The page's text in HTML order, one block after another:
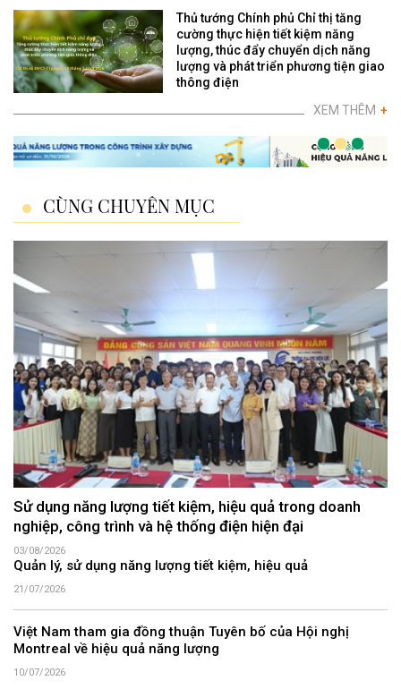
Thủ tướng Chính phủ Chỉ thị tăng
cường thực hiện tiết kiệm năng
lượng, thúc đẩy chuyển dịch năng
lượng và phát triển phương tiện giao
thông điện
XEM THÊM +
CÙNG CHUYÊN MỤC
Sử dụng năng lượng tiết kiệm, hiệu quả trong doanh
nghiệp, công trình và hệ thống điện hiện đại
03/08/2026
Quản lý, sử dụng năng lượng tiết kiệm, hiệu quả
21/07/2026
Việt Nam tham gia đồng thuận Tuyên bố của Hội nghị
Montreal về hiệu quả năng lượng
10/07/2026